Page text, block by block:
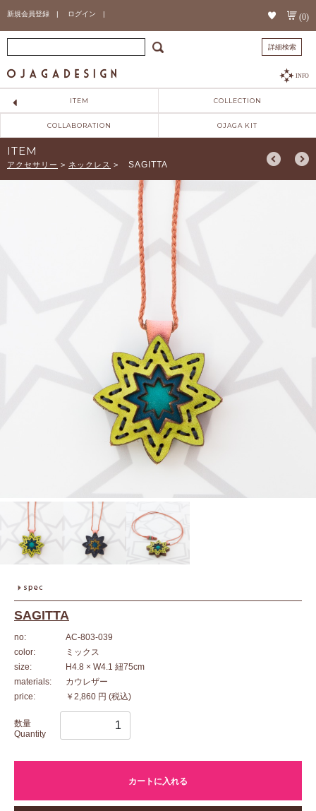
新規会員登録 | ログイン | (0)
詳細検索
INFO
ITEM COLLECTION
COLLABORATION OJAGA KIT
ITEM
アクセサリー > ネックレス > SAGITTA
SAGITTA
no:
AC-803-039
color:
ミックス
size:
H4.8 × W4.1 紐75cm
materials:
カウレザー
price:
￥2,860 円 (税込)
数量
Quantity
カートに入れる